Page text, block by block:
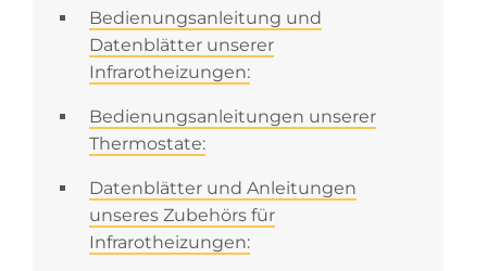
Bedienungsanleitung und
Datenblätter unserer
Infrarotheizungen:
Bedienungsanleitungen unserer
Thermostate:
Datenblätter und Anleitungen
unseres Zubehörs für
Infrarotheizungen: